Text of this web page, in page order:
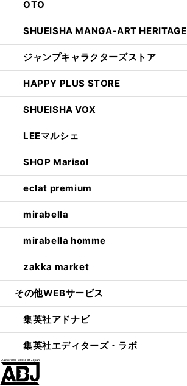
OTO
SHUEISHA MANGA-ART HERITAGE
ジャンプキャラクターズストア
HAPPY PLUS STORE
SHUEISHA VOX
LEEマルシェ
SHOP Marisol
eclat premium
mirabella
mirabella homme
zakka market
その他WEBサービス
集英社アドナビ
集英社エディターズ・ラボ